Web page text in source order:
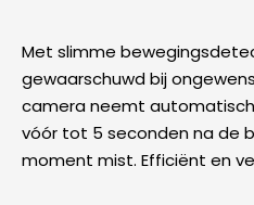
Met slimme
gewaarschuwd bij
camera neemt
vóór tot 5 seconden na de
moment mist. Efficiënt en